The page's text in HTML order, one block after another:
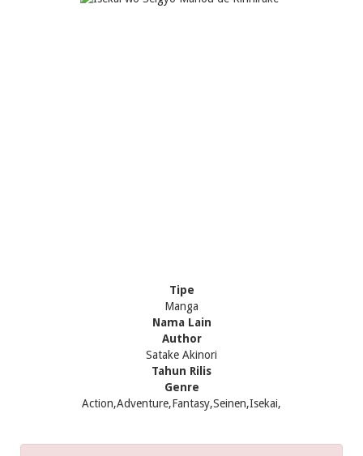
Tipe
Manga
Nama Lain
Author
Satake Akinori
Tahun Rilis
Genre
Action,Adventure,Fantasy,Seinen,Isekai,